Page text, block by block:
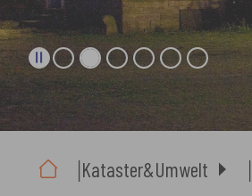
Kataster&Umwelt